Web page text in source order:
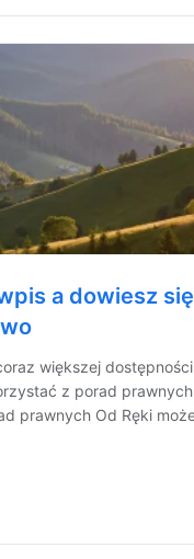
a dowiesz się
większej dostępności
z porad
prawnych Od Ręki